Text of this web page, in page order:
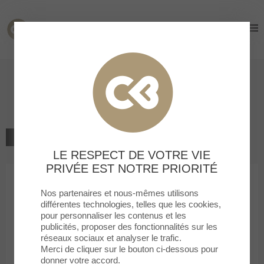
Cormontreuil
Bienvenue à la boutique
La Boutique du Coiffeur
BEAUTÉ
La Boutique du Coiffeur
LE RESPECT DE VOTRE VIE
PRIVÉE EST NOTRE PRIORITÉ
Nos partenaires et nous-mêmes utilisons
différentes technologies, telles que les cookies,
pour personnaliser les contenus et les
publicités, proposer des fonctionnalités sur les
réseaux sociaux et analyser le trafic.
Merci de cliquer sur le bouton ci-dessous pour
donner votre accord.